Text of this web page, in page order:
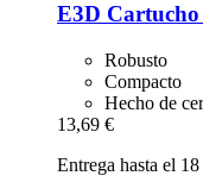
E3D
Robusto
Compacto
Hecho de
13,69 €
Entrega hasta el